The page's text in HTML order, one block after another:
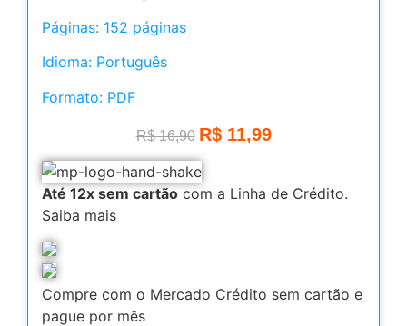
Páginas: 152 páginas
Idioma: Português
Formato: PDF
R$16,90 R$11,99
Até 12x sem cartão com a Linha de Crédito.
Saiba mais
Compre com o Mercado Crédito sem cartão e
pague por mês